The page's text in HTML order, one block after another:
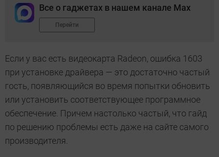
Все о гаджетах в нашем канале Max
Перейти
Если у вас есть видеокарта Radeon, ошибка 1603
при установке драйвера — это достаточно частый
гость, появляющийся во время попытки обновить
или установить соответствующее программное
обеспечение. Причем настолько частый, что гайд
по решению проблемы есть даже на сайте самого
производителя.